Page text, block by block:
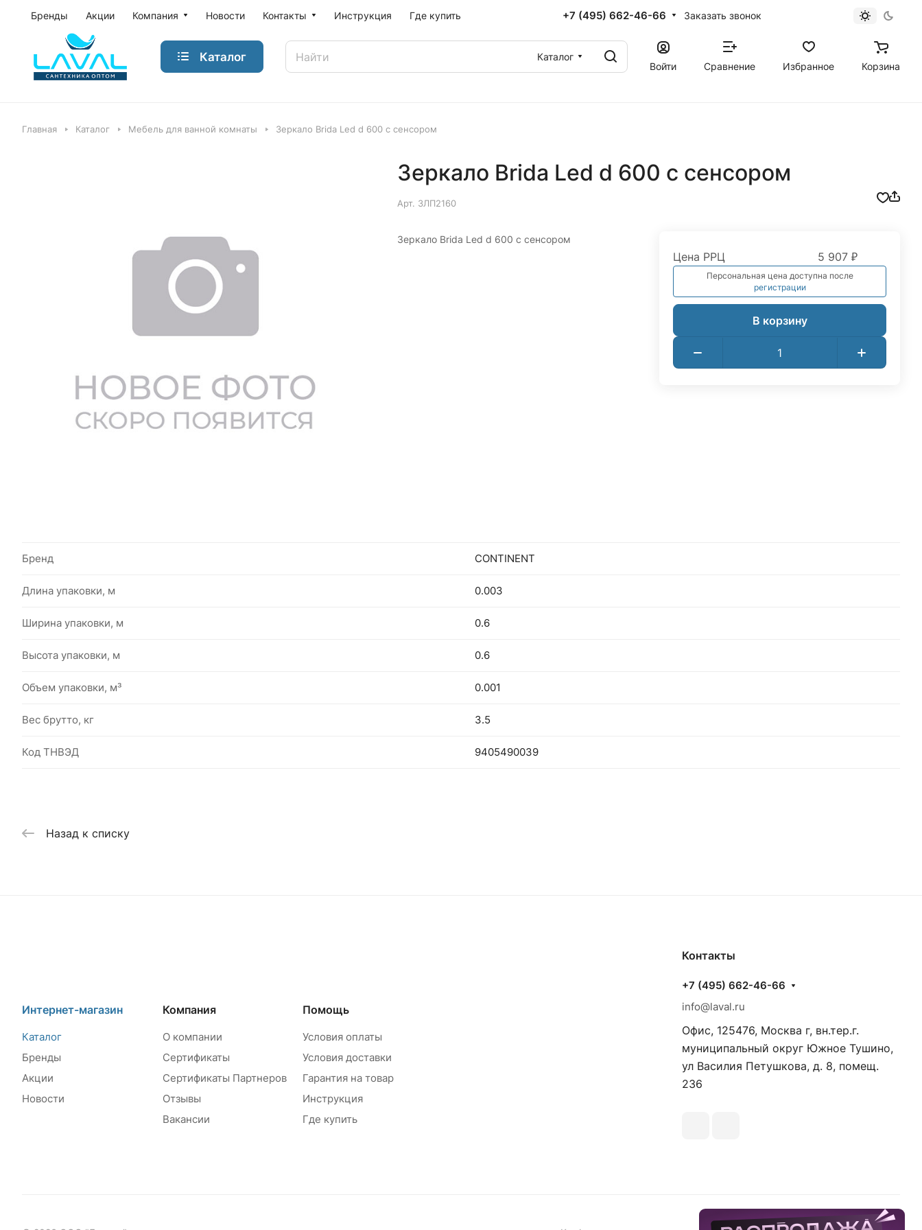
Бренды Акции Компания Новости Контакты Инструкция Где купить +7 (495) 662-46-66 Заказать звонок
Каталог
Каталог
Войти
Сравнение Избранное Корзина
Главная Каталог Мебель для ванной комнаты Зеркало Brida Led d 600 с сенсором
Зеркало Brida Led d 600 с сенсором
Арт. ЗЛП2160
Зеркало Brida Led d 600 с сенсором
Цена РРЦ 5 907 ₽
Персональная цена доступна после
регистрации
В корзину
Бренд CONTINENT
Длина упаковки, м 0.003
Ширина упаковки, м 0.6
Высота упаковки, м 0.6
Объем упаковки, м³ 0.001
Вес брутто, кг 3.5
Код ТНВЭД 9405490039
Назад к списку
Интернет-магазин
Каталог
Бренды
Акции
Новости
Компания
О компании
Сертификаты
Сертификаты Партнеров
Отзывы
Вакансии
Помощь
Условия оплаты
Условия доставки
Гарантия на товар
Инструкция
Где купить
Контакты
+7 (495) 662-46-66
info@laval.ru
Офис, 125476, Москва г, вн.тер.г.
муниципальный округ Южное Тушино,
ул Василия Петушкова, д. 8, помещ.
236